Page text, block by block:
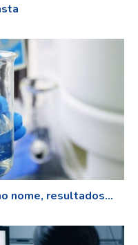
nome, resultados...